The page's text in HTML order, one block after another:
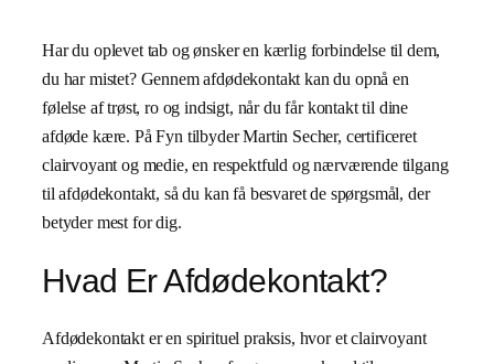
Har du oplevet tab og ønsker en kærlig forbindelse til dem,
du har mistet? Gennem afdødekontakt kan du opnå en
følelse af trøst, ro og indsigt, når du får kontakt til dine
afdøde kære. På Fyn tilbyder Martin Secher, certificeret
clairvoyant og medie, en respektfuld og nærværende tilgang
til afdødekontakt, så du kan få besvaret de spørgsmål, der
betyder mest for dig.
Hvad Er Afdødekontakt?
Afdødekontakt er en spirituel praksis, hvor et clairvoyant